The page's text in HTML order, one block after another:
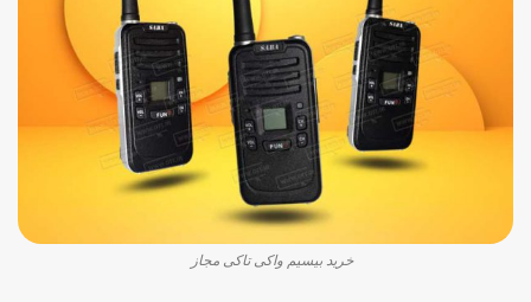
خرید بیسیم واکی تاکی مجاز